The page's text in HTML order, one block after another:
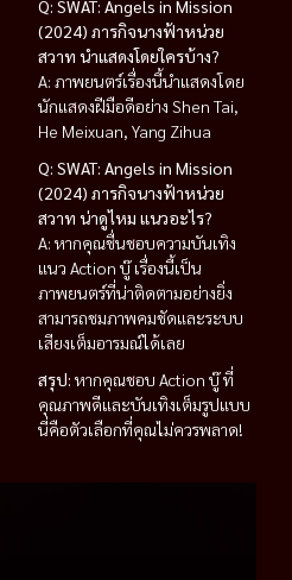
Q: SWAT: Angels in Mission
(2024) ภารกิจนางฟ้าหน่วย
สวาท นำแสดงโดยใครบ้าง?
A: ภาพยนตร์เรื่องนี้นำแสดงโดย
นักแสดงฝีมือดีอย่าง Shen Tai,
He Meixuan, Yang Zihua
Q: SWAT: Angels in Mission
(2024) ภารกิจนางฟ้าหน่วย
สวาท น่าดูไหม แนวอะไร?
A: หากคุณชื่นชอบความบันเทิง
แนว Action บู๊ เรื่องนี้เป็น
ภาพยนตร์ที่น่าติดตามอย่างยิ่ง
สามารถชมภาพคมชัดและระบบ
เสียงเต็มอารมณ์ได้เลย
สรุป: หากคุณชอบ Action บู๊ ที่
คุณภาพดีและบันเทิงเต็มรูปแบบ
นี่คือตัวเลือกที่คุณไม่ควรพลาด!